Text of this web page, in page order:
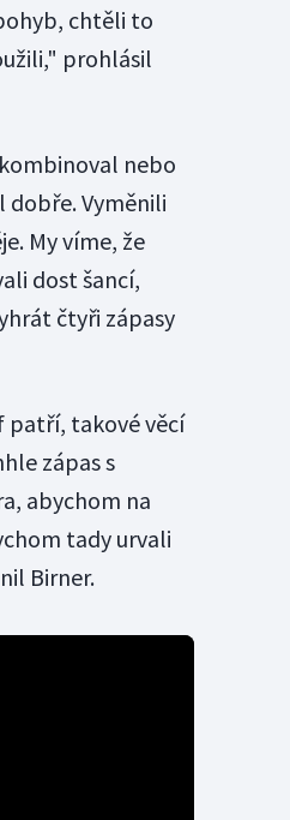
chtěli to
prohlásil
nebo
dobře. Vyměnili
My víme, že
dost šancí,
čtyři zápasy
patří, takové věcí
zápas s
abychom na
tady urvali
Birner.